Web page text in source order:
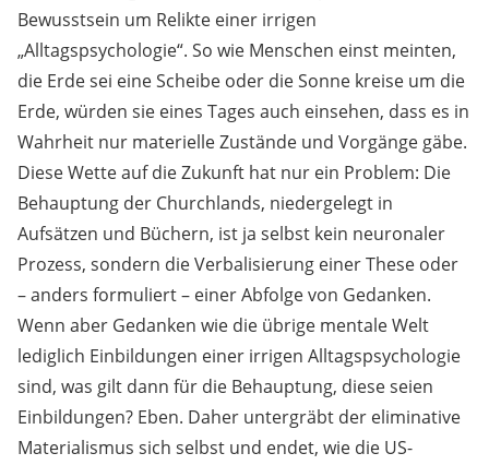
Bewusstsein um Relikte einer irrigen
„Alltagspsychologie“. So wie Menschen einst meinten,
die Erde sei eine Scheibe oder die Sonne kreise um die
Erde, würden sie eines Tages auch einsehen, dass es in
Wahrheit nur materielle Zustände und Vorgänge gäbe.
Diese Wette auf die Zukunft hat nur ein Problem: Die
Behauptung der Churchlands, niedergelegt in
Aufsätzen und Büchern, ist ja selbst kein neuronaler
Prozess, sondern die Verbalisierung einer These oder
– anders formuliert – einer Abfolge von Gedanken.
Wenn aber Gedanken wie die übrige mentale Welt
lediglich Einbildungen einer irrigen Alltagspsychologie
sind, was gilt dann für die Behauptung, diese seien
Einbildungen? Eben. Daher untergräbt der eliminative
Materialismus sich selbst und endet, wie die US-